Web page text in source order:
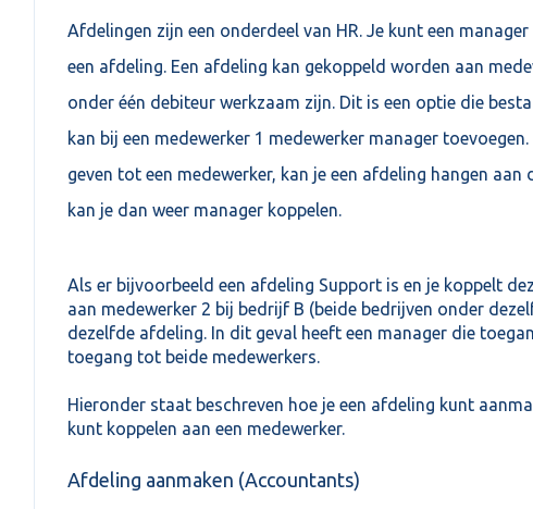
Afdelingen zijn een onderdeel van HR. Je kunt een manager
een afdeling. Een afdeling kan gekoppeld worden aan
onder één debiteur werkzaam zijn. Dit is een optie die
kan bij een medewerker 1 medewerker manager
geven tot een medewerker, kan je een afdeling hangen
kan je dan weer manager koppelen.
Als er bijvoorbeeld een afdeling Support is en je koppelt
aan medewerker 2 bij bedrijf B (beide bedrijven onder
dezelfde afdeling. In dit geval heeft een manager die
toegang tot beide medewerkers.
Hieronder staat beschreven hoe je een afdeling kunt
kunt koppelen aan een medewerker.
Afdeling aanmaken (Accountants)